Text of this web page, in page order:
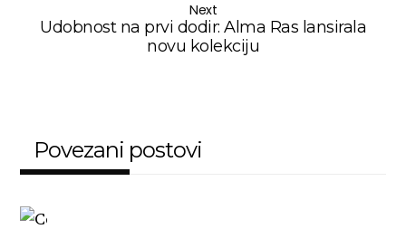
Next
Udobnost na prvi dodir: Alma Ras lansirala
novu kolekciju
Povezani postovi